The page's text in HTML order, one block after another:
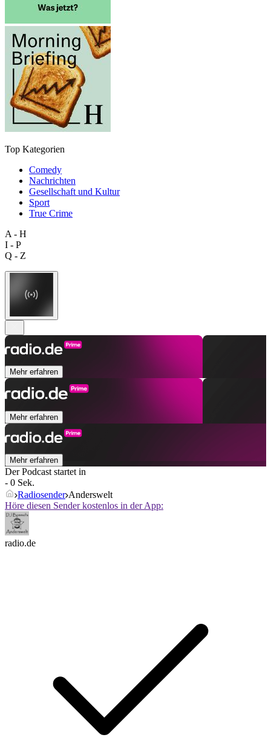
Top Kategorien
Comedy
Nachrichten
Gesellschaft und Kultur
Sport
True Crime
A - H
I - P
Q - Z
Mehr erfahren
Mehr erfahren
Mehr erfahren
Der Podcast startet in
- 0 Sek.
Radiosender Anderswelt
Höre diesen Sender kostenlos in der App:
radio.de